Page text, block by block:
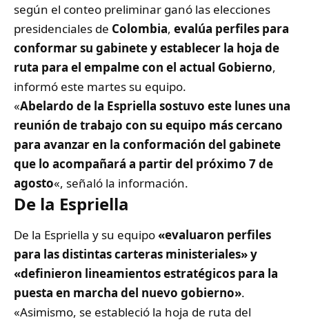
según el conteo preliminar ganó las elecciones
presidenciales de Colombia, evalúa perfiles para
conformar su gabinete y establecer la hoja de
ruta para el empalme con el actual Gobierno,
informó este martes su equipo.
«Abelardo de la Espriella sostuvo este lunes una
reunión de trabajo con su equipo más cercano
para avanzar en la conformación del gabinete
que lo acompañará a partir del próximo 7 de
agosto«, señaló la información.
De la Espriella
De la Espriella y su equipo«evaluaron perfiles
para las distintas carteras ministeriales» y
«definieron lineamientos estratégicos para la
puesta en marcha del nuevo gobierno».
«Asimismo, se estableció la hoja de ruta del